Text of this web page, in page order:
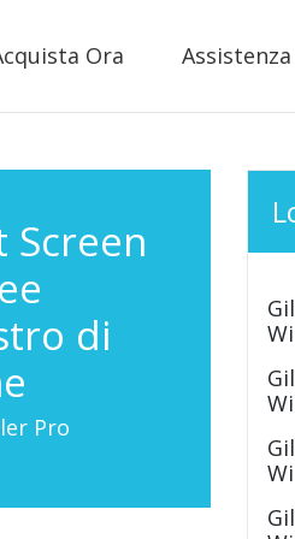
Ora Assistenza
Screen
di
Pro